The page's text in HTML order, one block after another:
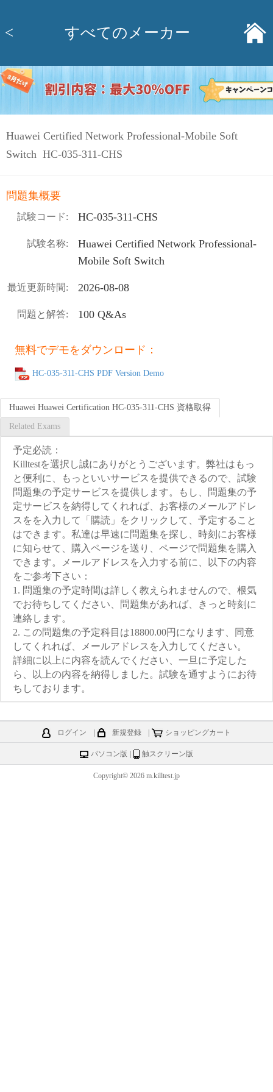
< すべてのメーカー
Huawei Certified Network Professional-Mobile Soft
Switch HC-035-311-CHS
問題集概要
試験コード: HC-035-311-CHS
試験名称:
Huawei Certified Network Professional-
Mobile Soft Switch
最近更新時間: 2026-08-08
問題と解答: 100 Q&As
無料でデモをダウンロード：
HC-035-311-CHS PDF Version Demo
Huawei Huawei Certification HC-035-311-CHS 資格取得
Related Exams
予定必読：
Killtestを選択し誠にありがとうございます。弊社はもっ
と便利に、もっといいサービスを提供できるので、試験
問題集の予定サービスを提供します。もし、問題集の予
定サービスを納得してくれれば、お客様のメールアドレ
スをを入力して「購読」をクリックして、予定すること
はできます。私達は早速に問題集を探し、時刻にお客様
に知らせて、購入ページを送り、ページで問題集を購入
できます。メールアドレスを入力する前に、以下の内容
をご参考下さい：
1. 問題集の予定時間は詳しく教えられませんので、根気
でお待ちしてください、問題集があれば、きっと時刻に
連絡します。
2. この問題集の予定科目は18800.00円になります、同意
してくれれば、メールアドレスを入力してください。
詳細に以上に内容を読んでください、一旦に予定した
ら、以上の内容を納得しました。試験を通すようにお待
ちしております。
ログイン 新規登録 ショッピングカート
パソコン版 触スクリーン版
Copyright© 2026 m.killtest.jp